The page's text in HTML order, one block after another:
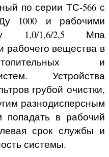
по серии ТС-566 с
1000
и рабочими
1,0/1,6/2,5 Мпа
рабочего вещества в
и
Устройства
грубой очистки,
разнодисперсным
попадать в рабочий
срок службы и
системы.